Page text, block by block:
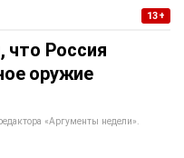
13+
что Россия
оружие
«Аргументы недели».